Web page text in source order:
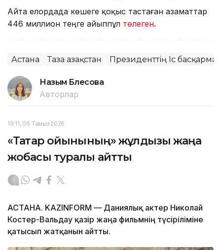
Айта елордада көшеге қоқыс тастаған азаматтар
446 миллион теңге айыппұл төлеген.
Астана Таза Қазақстан Президенттің Іс
Назым Бөлесова
Авторлар
19:11, 06 Тамыз 2026
«Тақтар ойынының» жұлдызы жаңа
жобасы туралы айтты
АСТАНА. KAZINFORM — Даниялық актер Николай
Костер-Вальдау қазір жаңа фильмнің түсіріліміне
қатысып жатқанын айтты.